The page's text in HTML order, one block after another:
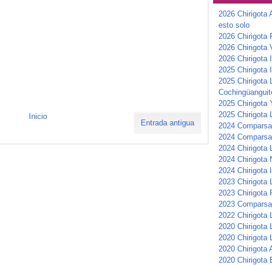
Entrada antigua
Inicio
2026 Chirigota
esto solo
2026 Chirigota
2026 Chirigota
2026 Chirigota
2025 Chirigota
2025 Chirigota
2025 Chirigota
2025 Chirigota
2024
2024
2024 Chirigota
2024 Chirigota
2024 Chirigota
2023 Chirigota
2023 Chirigota
2023
2022 Chirigota
2020 Chirigota
2020 Chirigota
2020 Chirigota
2020 Chirigota